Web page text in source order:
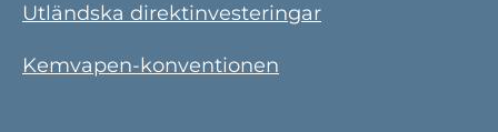
Utländska direktinvesteringar
Kemvapen-konventionen